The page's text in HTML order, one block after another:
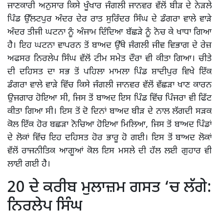
ਜਾਣਕਾਰੀ ਅਨੁਸਾਰ ਕਿਸੇ ਖੂੰਖਾਰ ਜੰਗਲੀ ਜਾਨਵਰ ਵੱਲੋਂ ਬੀੜ ਦੇ ਨੇੜਲੇ
ਪਿੰਡ ਉੱਲਟਪੁਰ ਅੰਦਰ ਦੇਰ ਰਾਤ ਸੁਰਿੰਦਰ ਸਿੰਘ ਦੇ ਡੰਗਰਾ ਵਾਲੇ ਵਾੜੇ
ਅੰਦਰ ਤੀਜੀ ਘਟਨਾ ਨੂੰ ਅੰਜਾਮ ਦਿੰਦਿਆ ਬੱਛੜੇ ਨੂੰ ਨੋਚ ਕੇ ਖਾਧਾ ਗਿਆ
ਹੈ। ਇਹ ਘਟਨਾ ਵਾਪਰਨ ਤੋਂ ਬਾਅਦ ਉੱਥੇ ਜੰਗਲੀ ਜੀਵ ਵਿਭਾਗ ਦੇ ਰੇਜ਼
ਅਫਸਰ ਨਿਰਲੇਪ ਸਿੰਘ ਵੱਲੋਂ ਟੀਮ ਸਮੇਤ ਦੌਰਾ ਵੀ ਕੀਤਾ ਗਿਆ। ਚੀਤੇ
ਦੀ ਦਹਿਸਤ ਦਾ ਸਭ ਤੋਂ ਪਹਿਲਾ ਮਾਮਲਾ ਪਿੰਡ ਸ਼ਾਦੀਪੁਰ ਵਿਖੇ ਇੱਕ
ਡੰਗਰਾ ਵਾਲੇ ਵਾੜੇ ਵਿੱਚ ਕਿਸੇ ਜੰਗਲੀ ਜਾਨਵਰ ਵੱਲੋਂ ਵੱਛੜਾ ਖਾਣ ਕਾਰਨ
ਉਜਗਾਰ ਹੋਇਆ ਸੀ, ਜਿਸ ਤੋਂ ਬਾਅਦ ਇਸ ਪਿੰਡ ਵਿੱਚ ਪਿੰਜਰਾ ਵੀ ਫਿੱਟ
ਕੀਤਾ ਗਿਆ ਸੀ। ਇਸ ਤੋਂ ਦੋ ਦਿਨਾਂ ਬਾਅਦ ਬੀੜ ਦੇ ਨਾਲ ਲੱਗਦੀ ਸੜਕ
ਕੋਲ ਇੱਕ ਹੋਰ ਬਛੜਾ ਨੋਚਿਆ ਹੋਇਆ ਮਿਲਿਆ, ਜਿਸ ਤੋਂ ਬਾਅਦ ਪਿੰਡਾਂ
ਦੇ ਲੋਕਾਂ ਵਿੱਚ ਇਹ ਦਹਿਸਤ ਹੋਰ ਭਾਰੂ ਹੋ ਗਈ। ਇਸ ਤੋਂ ਬਾਅਦ ਲੋਕਾਂ
ਵੱਲੋਂ ਰਾਜਨੀਤਿਕ ਆਗੂਆਂ ਕੋਲ ਇਸ ਮਸਲੇ ਦੀ ਹੱਲ ਲਈ ਗੁਹਾਰ ਵੀ
ਲਾਈ ਗਈ ਹੈ।
20 ਦੇ ਕਰੀਬ ਮੁਲਾਜ਼ਮ ਗਸਤ ‘ਚ ਲੱਗੇ:
ਨਿਰਲੇਪ ਸਿੰਘ